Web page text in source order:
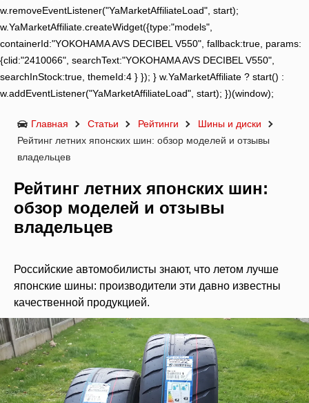
w.removeEventListener("YaMarketAffiliateLoad", start);
w.YaMarketAffiliate.createWidget({type:"models",
containerId:"YOKOHAMA AVS DECIBEL V550", fallback:true, params:
{clid:"2410066", searchText:"YOKOHAMA AVS DECIBEL V550",
searchInStock:true, themeId:4 } }); } w.YaMarketAffiliate ? start() :
w.addEventListener("YaMarketAffiliateLoad", start); })(window);
Главная Статьи Рейтинги
Шины и диски
Рейтинг летних японских шин: обзор моделей и отзывы
владельцев
Рейтинг летних японских шин:
обзор моделей и отзывы
владельцев
Российские автомобилисты знают, что летом лучше
японские шины: производители эти давно известны
качественной продукцией.